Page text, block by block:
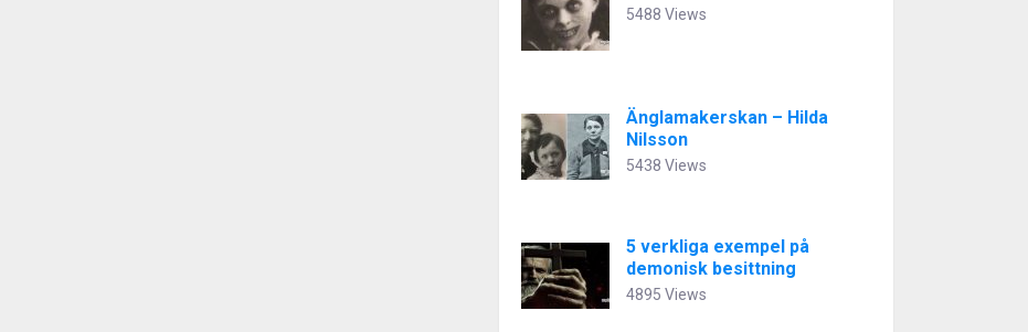
5488 Views
Änglamakerskan – Hilda
Nilsson
5438 Views
5 verkliga exempel på
demonisk besittning
4895 Views